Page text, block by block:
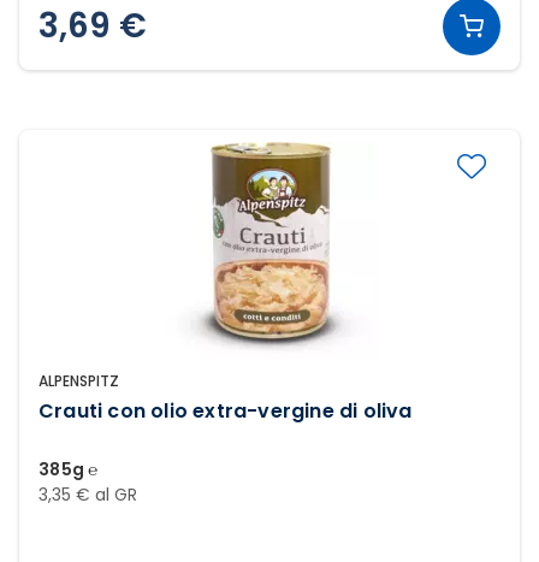
3,69 €
ALPENSPITZ
Crauti con olio extra-vergine di oliva
385g ℮
3,35 € al GR